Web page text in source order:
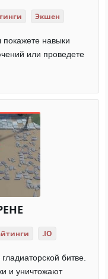
Экшен
навыки
или проведете
.IO
битве.
и уничтожают